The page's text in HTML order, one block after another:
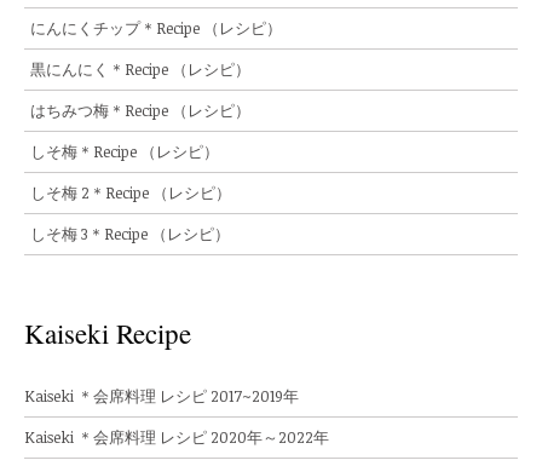
にんにくチップ＊Recipe （レシピ）
黒にんにく＊Recipe （レシピ）
はちみつ梅＊Recipe （レシピ）
しそ梅＊Recipe （レシピ）
しそ梅 2＊Recipe （レシピ）
しそ梅 3＊Recipe （レシピ）
Kaiseki Recipe
Kaiseki ＊会席料理 レシピ 2017~2019年
Kaiseki ＊会席料理 レシピ 2020年～2022年